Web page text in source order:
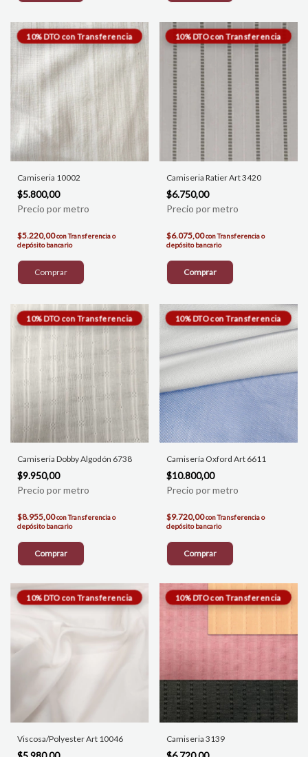
Camiseria 10002
$5.800,00
$5.220,00conTransferencia o
depósito bancario
Camiseria Ratier Art 3420
$6.750,00
$6.075,00conTransferencia o
depósito bancario
Comprar
Camiseria Dobby Algodón 6738
$9.950,00
$8.955,00conTransferencia o
depósito bancario
Comprar
Camisería Oxford Art 6611
$10.800,00
$9.720,00conTransferencia o
depósito bancario
Comprar
Viscosa/Polyester Art 10046 Camiseria 3139